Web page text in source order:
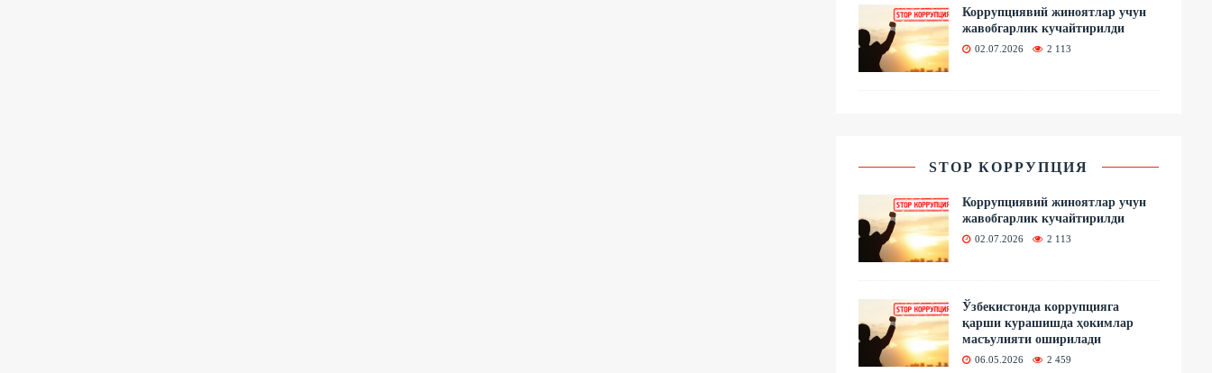
Коррупциявий жиноятлар учун
жавобгарлик кучайтирилди
02.07.2026 2 113
STOP КОРРУПЦИЯ
Коррупциявий жиноятлар учун
жавобгарлик кучайтирилди
02.07.2026 2 113
Ўзбекистонда коррупцияга
қарши курашишда ҳокимлар
масъулияти оширилади
06.05.2026 2 459